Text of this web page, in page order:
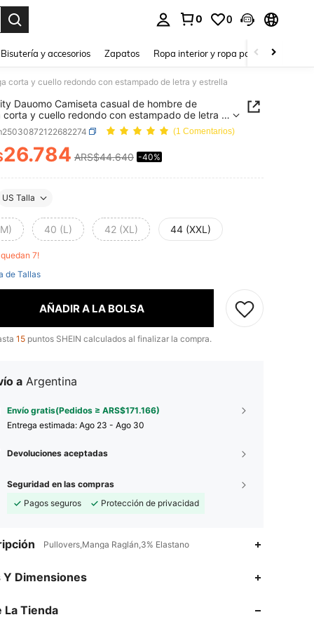
0 0
Bisutería y accesorios Zapatos Ropa interior y ropa para dormir
corta y cuello redondo con estampado de letra y estrella
Dauomo Camiseta casual de hombre de
corta y cuello redondo con estampado de letra y
(1 Comentarios)
AND AVAILABILITY
26.784 ARS$44.640 -40%
US Talla
40 (L) 42 (XL) 44 (XXL)
quedan 7!
de Tallas
AÑADIR A LA BOLSA
15 puntos SHEIN calculados al finalizar la compra.
a Argentina
Envío gratis(Pedidos ≥ ARS$171.166)
Entrega estimada: Ago 23 - Ago 30
Devoluciones aceptadas
Seguridad en las compras
Pagos seguros
Protección de privacidad
Pullovers,Manga Raglán,3% Elastano
Y Dimensiones
La Tienda
4,88
4,88